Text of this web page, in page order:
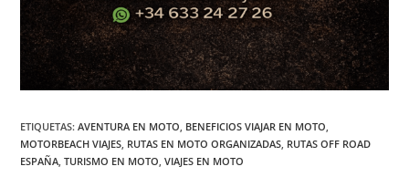
ETIQUETAS:AVENTURA EN MOTO BENEFICIOS VIAJAR EN MOTO
MOTORBEACH VIAJES RUTAS EN MOTO ORGANIZADAS RUTAS OFF ROAD
ESPAÑA TURISMO EN MOTO VIAJES EN MOTO